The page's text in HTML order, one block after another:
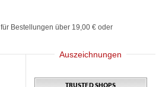
für Bestellungen über 19,00 € oder
Auszeichnungen